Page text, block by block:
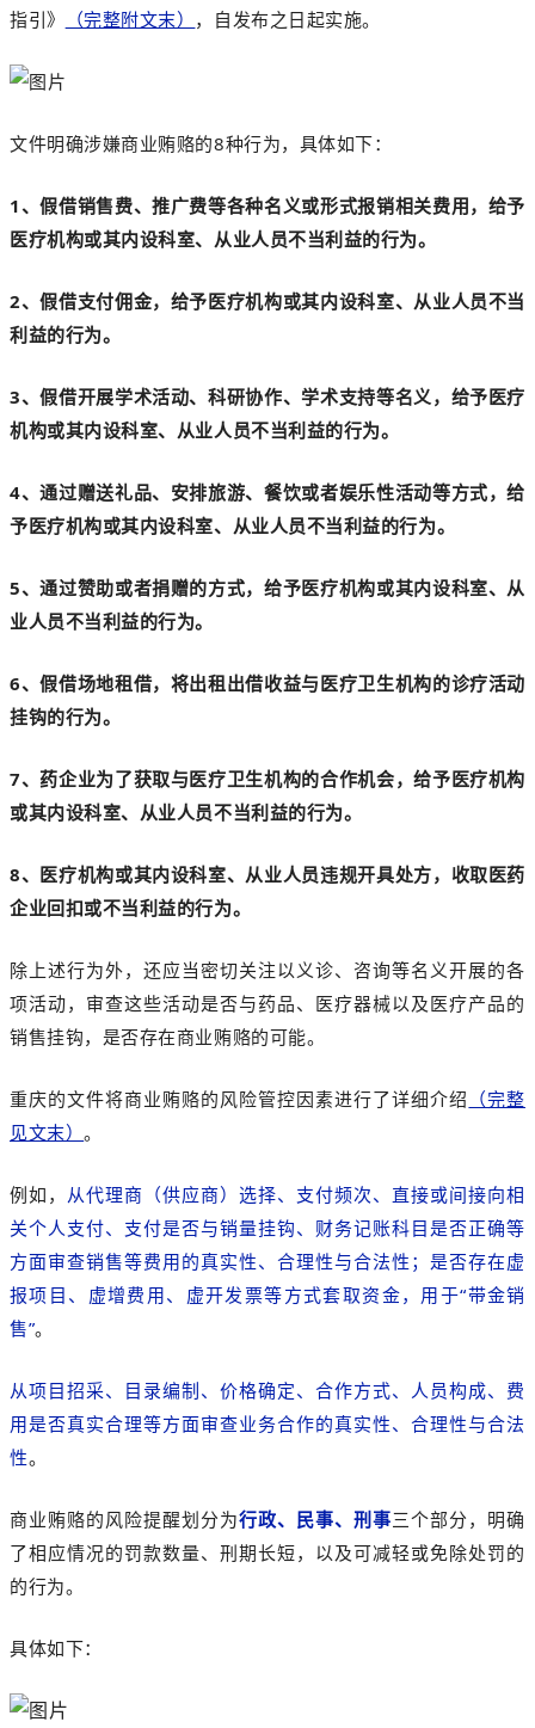
指引》
（完整附文末） ，自发布之日起实施。
文件明确涉嫌商业贿赂的8种行为，具体如下：
1、假借销售费、推广费等各种名义或形式报销相关费用，给予
医疗机构或其内设科室、从业人员不当利益的行为。
2、假借支付佣金，给予医疗机构或其内设科室、从业人员不当
利益的行为。
3、假借开展学术活动、科研协作、学术支持等名义，给予医疗
机构或其内设科室、从业人员不当利益的行为。
4、通过赠送礼品、安排旅游、餐饮或者娱乐性活动等方式，给
予医疗机构或其内设科室、从业人员不当利益的行为。
5、通过赞助或者捐赠的方式，给予医疗机构或其内设科室、从
业人员不当利益的行为。
6、假借场地租借，将出租出借收益与医疗卫生机构的诊疗活动
挂钩的行为。
7、药企业为了获取与医疗卫生机构的合作机会，给予医疗机构
或其内设科室、从业人员不当利益的行为。
8、医疗机构或其内设科室、从业人员违规开具处方，收取医药
企业回扣或不当利益的行为。
除上述行为外，还应当密切关注以义诊、咨询等名义开展的各
项活动，审查这些活动是否与药品、医疗器械以及医疗产品的
销售挂钩，是否存在商业贿赂的可能。
重庆的文件将商业贿赂的风险管控因素进行了详细介绍 （完整
见文末）。
例如， 从代理商（供应商）选择、支付频次、直接或间接向相
关个人支付、支付是否与销量挂钩、财务记账科目是否正确等
方面审查销售等费用的真实性、合理性与合法性；是否存在虚
报项目、虚增费用、虚开发票等方式套取资金，用于“带金销
售”。
从项目招采、目录编制、价格确定、合作方式、人员构成、费
用是否真实合理等方面审查业务合作的真实性、合理性与合法
性。
商业贿赂的风险提醒划分为行政、民事、刑事三个部分，明确
了相应情况的罚款数量、刑期长短，以及可减轻或免除处罚的
的行为。
具体如下：